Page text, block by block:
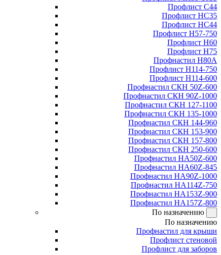
Профлист С44
Профлист НС35
Профлист НС44
Профлист Н57-750
Профлист Н60
Профлист Н75
Профнастил Н80А
Профлист Н114-750
Профлист Н114-600
Профнастил СКН 50Z-600
Профнастил СКН 90Z-1000
Профнастил СКН 127-1100
Профнастил СКН 135-1000
Профнастил СКН 144-960
Профнастил СКН 153-900
Профнастил СКН 157-800
Профнастил СКН 250-600
Профнастил НА50Z-600
Профнастил НА60Z-845
Профнастил НА90Z-1000
Профнастил НА114Z-750
Профнастил НА153Z-900
Профнастил НА157Z-800
По назначению
По назначению
Профнастил для крыши
Профлист стеновой
Профлист для заборов